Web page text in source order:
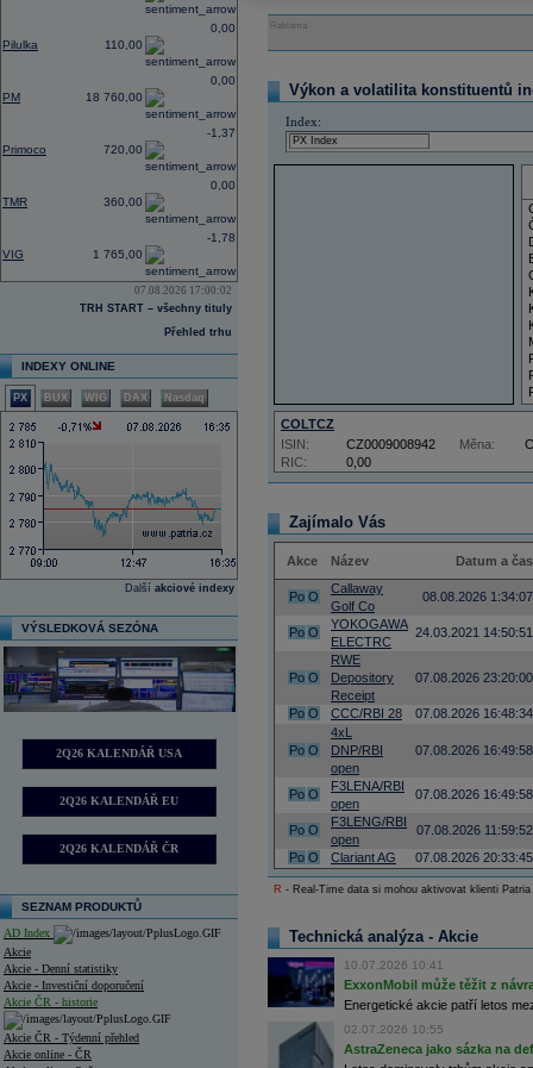
Pilulka 110,00
0,00
PM 18 760,00
0,00
Primoco 720,00
-1,37
TMR 360,00
0,00
VIG 1 765,00
-1,78
07.08.2026 17:00:02
TRH START – všechny tituly
Přehled trhu
INDEXY ONLINE
PX BUX WIG DAX Nasdaq
Další akciové indexy
VÝSLEDKOVÁ SEZÓNA
2Q26 KALENDÁŘ USA
2Q26 KALENDÁŘ EU
2Q26 KALENDÁŘ ČR
SEZNAM PRODUKTŮ
AD Index
Akcie
Akcie - Denní statistiky
Akcie - Investiční doporučení
Akcie ČR - historie
Akcie ČR - Týdenní přehled
Akcie online - ČR
Reklama
Výkon a volatilita konstituentů
Index:
COLTCZ
RIC: 0,00
ISIN: CZ0009008942 Měna:
Zajímalo Vás
Akce Název Datum a čas
Po O
Callaway
Golf Co
08.08.2026 1:34:07
Po O
YOKOGAWA
ELECTRC
24.03.2021 14:50:51
Po O
RWE
Depository
Receipt
07.08.2026 23:20:00
Po O CCC/RBI 28 07.08.2026 16:48:34
Po O
4xL
DNP/RBI
open
07.08.2026 16:49:58
Po O
F3LENA/RBI
open
07.08.2026 16:49:58
Po O
F3LENG/RBI
open
07.08.2026 11:59:52
Po O Clariant AG 07.08.2026 20:33:45
R - Real-Time data si mohou aktivovat klienti
Technická analýza - Akcie
10.07.2026 10:41
ExxonMobil může těžit z
Energetické akcie patří letos
02.07.2026 10:55
AstraZeneca jako sázka na